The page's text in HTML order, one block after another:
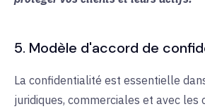
5. Modèle d'accord de
La confidentialité est essentielle
juridiques, commerciales et avec les